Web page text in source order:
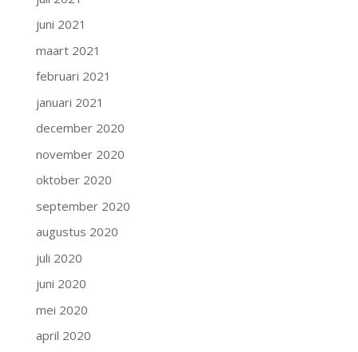
juni 2021
maart 2021
februari 2021
januari 2021
december 2020
november 2020
oktober 2020
september 2020
augustus 2020
juli 2020
juni 2020
mei 2020
april 2020